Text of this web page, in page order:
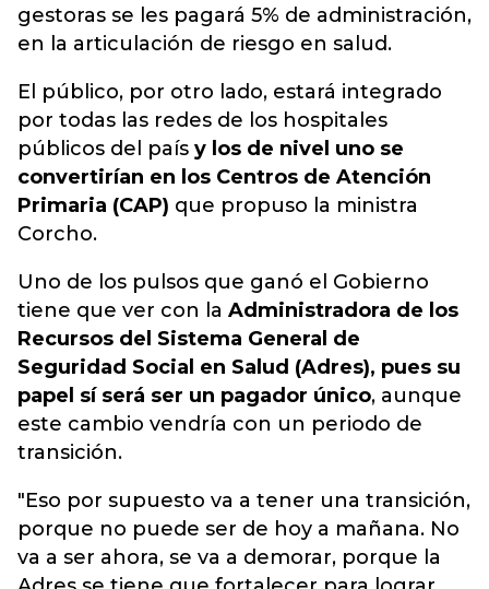
gestoras se les pagará 5% de administración,
en la articulación de riesgo en salud.
El público, por otro lado, estará integrado
por todas las redes de los hospitales
públicos del país y los de nivel uno se
convertirían en los Centros de Atención
Primaria (CAP) que propuso la ministra
Corcho.
Uno de los pulsos que ganó el Gobierno
tiene que ver con la Administradora de los
Recursos del Sistema General de
Seguridad Social en Salud (Adres), pues su
papel sí será ser un pagador único, aunque
este cambio vendría con un periodo de
transición.
"Eso por supuesto va a tener una transición,
porque no puede ser de hoy a mañana. No
va a ser ahora, se va a demorar, porque la